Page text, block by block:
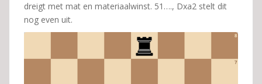
dreigt met mat en materiaalwinst. 51…., Dxa2 stelt dit
nog even uit.